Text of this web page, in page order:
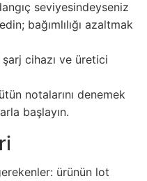
seviyesindeyseniz
bağımlılığı azaltmak
cihazı ve üretici
notalarını denemek
başlayın.
ürünün lot